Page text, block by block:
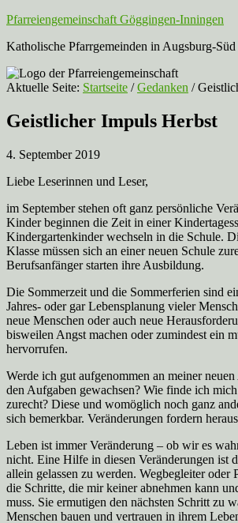
Pfarreiengemeinschaft Göggingen-Inningen
Katholische Pfarrgemeinden in Augsburg-Süd
Aktuelle Seite: Startseite / Gedanken /
Geistlicher Impuls Herbst
4. September 2019
Liebe Leserinnen und Leser,
im September stehen oft ganz persönliche
Kinder beginnen die Zeit in einer
Kindergartenkinder wechseln in die Schule.
Klasse müssen sich an einer neuen Schule
Berufsanfänger starten ihre Ausbildung.
Die Sommerzeit und die Sommerferien sind
Jahres- oder gar Lebensplanung vieler
neue Menschen oder auch neue
bisweilen Angst machen oder zumindest ein
hervorrufen.
Werde ich gut aufgenommen an meiner
den Aufgaben gewachsen? Wie finde ich
zurecht? Diese und womöglich noch ganz
sich bemerkbar. Veränderungen fordern
Leben ist immer Veränderung – ob wir es
nicht. Eine Hilfe in diesen Veränderungen ist
allein gelassen zu werden. Wegbegleiter oder
die Schritte, die mir keiner abnehmen kann
muss. Sie ermutigen den nächsten Schritt zu
Menschen bauen und vertrauen in ihrem